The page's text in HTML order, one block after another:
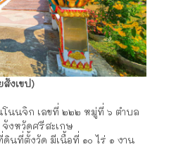
งเขป)
โนนจิก เลขที่ ๒๒๒ หมู่ที่ ๖ ตำบล
งหวัดศรีสะเกษ
นที่ตั้งวัด มีเนื้อที่ ๑๐ ไร่ ๑ งาน